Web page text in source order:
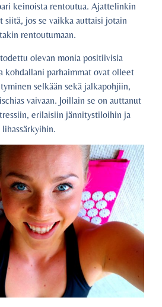
keinoista rentoutua. Ajattelinkin
siitä, jos se vaikka auttaisi jotain
rentoutumaan.
olevan monia positiivisia
kohdallani parhaimmat ovat olleet
selkään sekä jalkapohjiin,
vaivaan. Joillain se on auttanut
erilaisiin jännitystiloihin ja
lihassärkyihin.